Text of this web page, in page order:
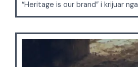
“Heritage is our brand” i krijuar